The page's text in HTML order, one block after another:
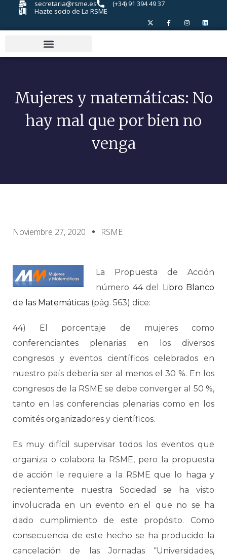
secretaria@rsme.es
(+34) 91 394 49 37
Hazte socio de La RSME
Mujeres y matemáticas: No
hay mal que por bien no
venga
Noviembre 27, 2020 RSME
La Propuesta de Acción
número 44 del Libro Blanco
de las Matemáticas (pág. 563) dice:
44) El porcentaje de mujeres como
conferenciantes plenarias en los diversos
congresos y eventos científicos celebrados en
nuestro país debería ser al menos el 30 %. En los
congresos de la RSME se debe converger al 50 %,
tanto en las conferencias plenarias como en los
comités organizadores y científicos.
Es muy difícil supervisar todos los eventos que
organiza o colabora la RSME, pero la propuesta
de acción le requiere a la RSME que lo haga y
recientemente nuestra Sociedad se ha visto
involucrada en un evento en el que no se ha
dado cumplimiento de este propósito. Como
consecuencia de este hecho se ha producido la
cancelación de las Jornadas “Universidades,